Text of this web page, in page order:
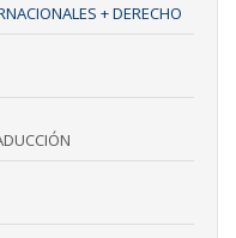
+ DERECHO